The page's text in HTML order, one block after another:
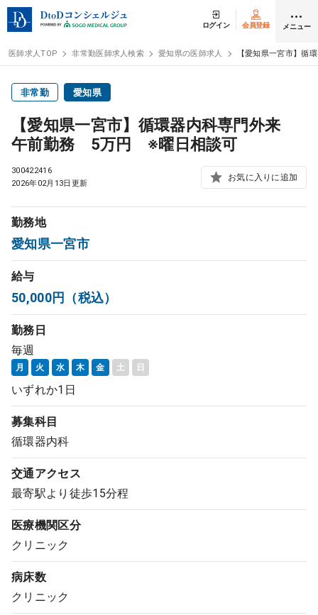
ログイン 会員登録 メニュー
医師求人
常勤検索 転職
非常勤検索
スポット検索
DtoDの転職・アルバイト支援
コンサルタント
成功事例
転職ノウハウ
受付時間
0120-337-613
クリニック開業
DtoDとは
医師求人TOP 非常勤医師求人検索 愛知県の医師求人 【愛知県一宮市】
非常勤 愛知県
【愛知県一宮市】循環器内科専門外来
午前勤務 5万円 ※曜日相談可
300422416
2026年02月13日更新
お気に入りに追加
勤務地
愛知県一宮市
給与
50,000円（税込）
勤務日
毎週
月 火 水 木 金 土 日
いずれか1日
募集科目
循環器内科
交通アクセス
最寄駅より徒歩15分程
医療機関区分
クリニック
病床数
クリニック